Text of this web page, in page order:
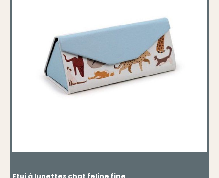
Etui à lunettes chat feline fine